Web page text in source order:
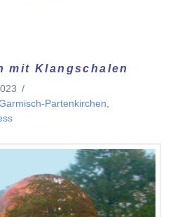
mit Klangschalen
Partenkirchen,